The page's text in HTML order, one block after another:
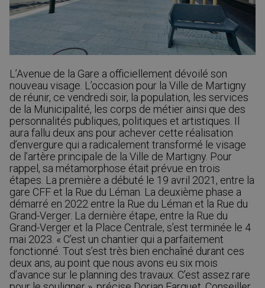
L’Avenue de la Gare a officiellement dévoilé son
nouveau visage. L’occasion pour la Ville de Martigny
de réunir, ce vendredi soir, la population, les services
de la Municipalité, les corps de métier ainsi que des
personnalités publiques, politiques et artistiques. Il
aura fallu deux ans pour achever cette réalisation
d’envergure qui a radicalement transformé le visage
de l’artère principale de la Ville de Martigny. Pour
rappel, sa métamorphose était prévue en trois
étapes. La première a débuté le 19 avril 2021, entre la
gare CFF et la Rue du Léman. La deuxième phase a
démarré en 2022 entre la Rue du Léman et la Rue du
Grand-Verger. La dernière étape, entre la Rue du
Grand-Verger et la Place Centrale, s’est terminée le 4
mai 2023. « C’est un chantier qui a parfaitement
fonctionné. Tout s’est très bien enchaîné durant ces
deux ans, au point que nous avons eu six mois
d’avance sur le planning des travaux. C’est assez rare